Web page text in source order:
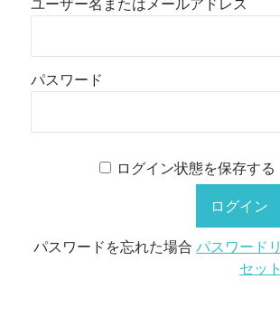
ユーザー名またはメールアドレス
パスワード
ログイン状態を保存する
パスワードを忘れた場合パスワードリ
セット